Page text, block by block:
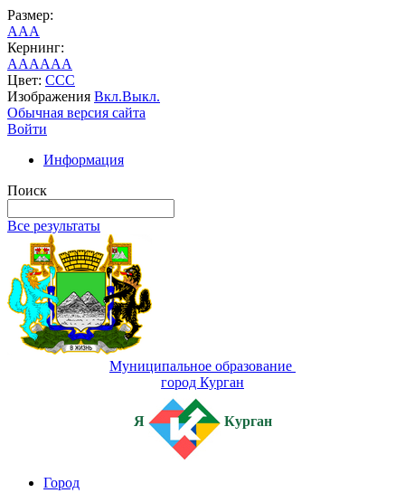
Размер:
AAA
Кернинг:
AAAAAA
Цвет: CCC
Изображения Вкл.Выкл.
Обычная версия сайта
Войти
Информация
Поиск
Все результаты
Муниципальное образование
город Курган
Я Курган
Город